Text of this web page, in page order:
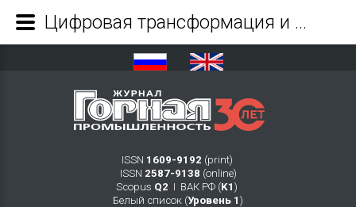
ISSN 1609-9192 (print)
ISSN 2587-9138 (online)
Scopus Q2 Ι ВАК РФ (K1 )
Белый список (Уровень 1 )
Цифровая трансформация и технологическая независимость горнодобывающей отрасли - Журнал Горная промышленность